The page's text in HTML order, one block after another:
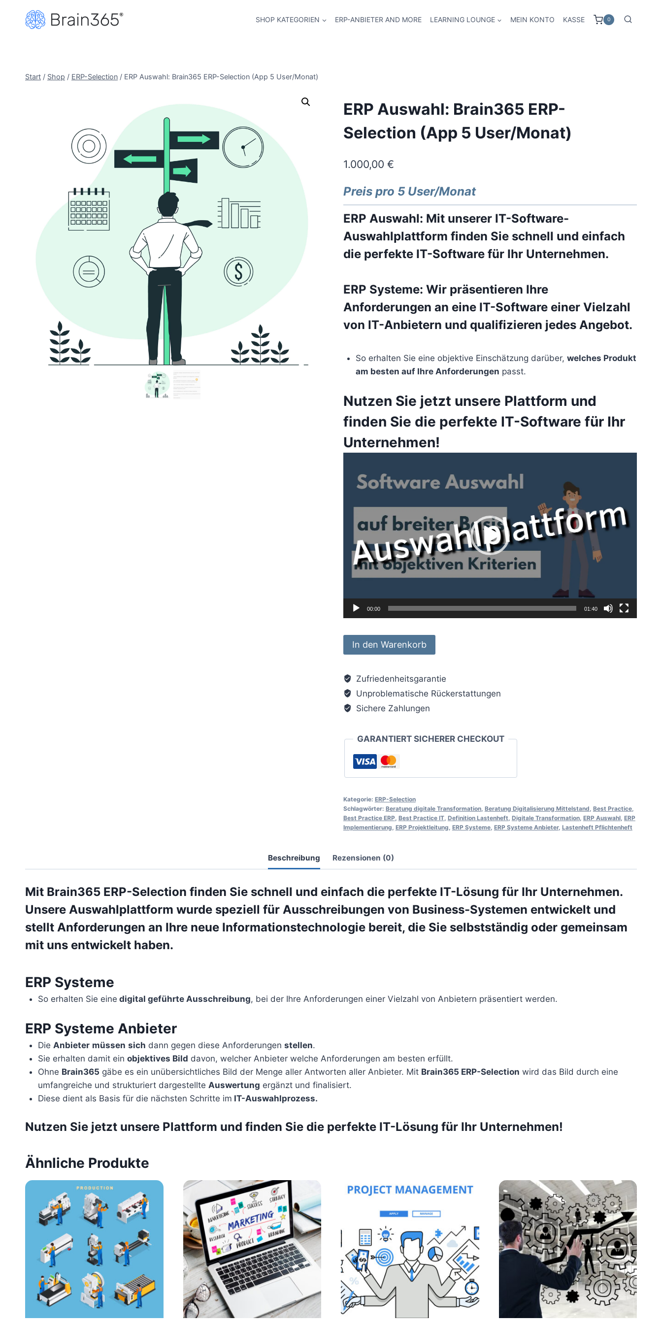
SHOP KATEGORIEN ERP-ANBIETER AND MORE LEARNING LOUNGE MEIN KONTO KASSE 0
Start / Shop / ERP-Selection / ERP Auswahl: Brain365 ERP-Selection (App 5 User/Monat)
ERP Auswahl: Brain365 ERP-
Selection (App 5 User/Monat)
1.000,00 €
Preis pro 5 User/Monat
ERP Auswahl: Mit unserer IT-Software-
Auswahlplattform finden Sie schnell und einfach
die perfekte IT-Software für Ihr Unternehmen.
ERP Systeme: Wir präsentieren Ihre
Anforderungen an eine IT-Softwareeiner Vielzahl
von IT-Anbietern und qualifizieren jedes Angebot.
So erhalten Sie eine objektive Einschätzung darüber,welches Produkt
am besten auf Ihre Anforderungen passt.
Nutzen Sie jetzt unsere Plattform und
finden Sie die perfekte IT-Software für Ihr
Unternehmen!
Player
00:00 01:40
ERP
Auswahl:
ERP-
Selection
(App
User/Monat)
In den Warenkorb
Zufriedenheitsgarantie
Unproblematische Rückerstattungen
Sichere Zahlungen
GARANTIERT SICHERER CHECKOUT
Kategorie: ERP-Selection
Schlagwörter: Beratung digitale Transformation, Beratung Digitalisierung Mittelstand Best Practice,
Best Practice ERP, Best Practice IT, Definition Lastenheft Digitale Transformation, ERP Auswahl, ERP
Implementierung ERP Projektleitung ERP Systeme, ERP Systeme Anbieter, Lastenheft Pflichtenheft
Beschreibung Rezensionen (0)
Mit Brain365 ERP-Selection finden Sie schnell und einfach die perfekte IT-Lösung für Ihr Unternehmen.
Unsere Auswahlplattform wurde speziell für Ausschreibungen von Business-Systemen entwickelt und
stellt Anforderungen an Ihre neue Informationstechnologie bereit, die Sie selbstständig oder gemeinsam
mit uns entwickelt haben.
ERP Systeme
So erhalten Sie eine digital geführte Ausschreibung, bei der Ihre Anforderungen einer Vielzahl von Anbietern präsentiert werden.
ERP Systeme Anbieter
Die Anbieter müssen sich dann gegen diese Anforderungen stellen.
Sie erhalten damit ein objektives Bild davon, welcher Anbieter welche Anforderungen am besten erfüllt.
Ohne Brain365 gäbe es ein unübersichtliches Bild der Menge aller Antworten aller Anbieter. Mit Brain365 ERP-Selection wird das Bild durch eine
umfangreiche und strukturiert dargestellte Auswertung ergänzt und finalisiert.
Diese dient als Basis für die nächsten Schritte im IT-Auswahlprozess.
Nutzen Sie jetzt unsere Plattform und finden Sie die perfekte IT-Lösung für Ihr Unternehmen!
Ähnliche Produkte